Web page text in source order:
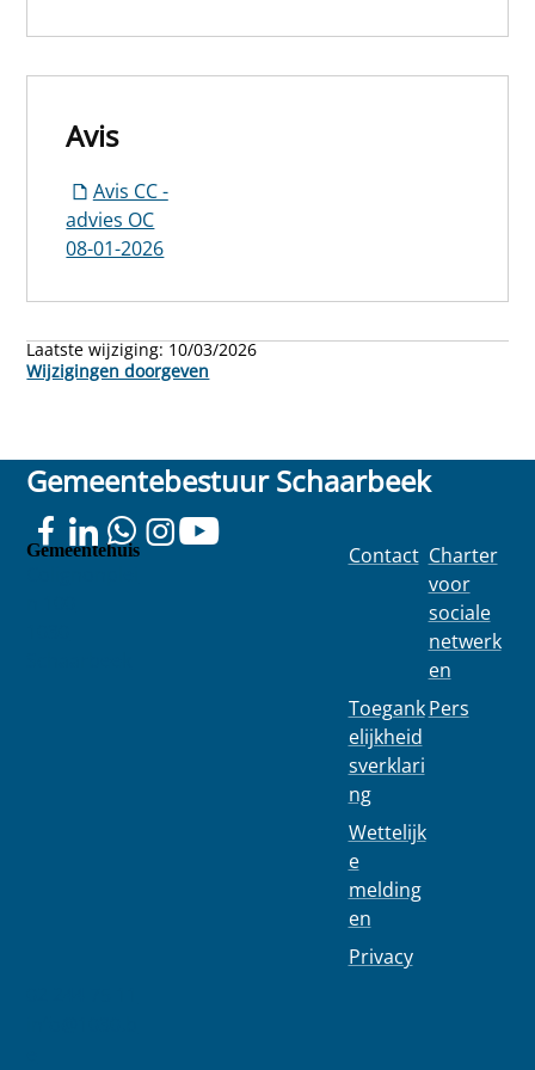
Avis
Avis CC -
advies OC
08-01-2026
Laatste wijziging: 10/03/2026
Wijzigingen doorgeven
Gemeentebestuur Schaarbeek
Gemeentehuis Contact
Toegank
elijkheid
sverklari
ng
Wettelijk
e
melding
en
Privacy
Charter
voor
sociale
netwerk
en
Pers